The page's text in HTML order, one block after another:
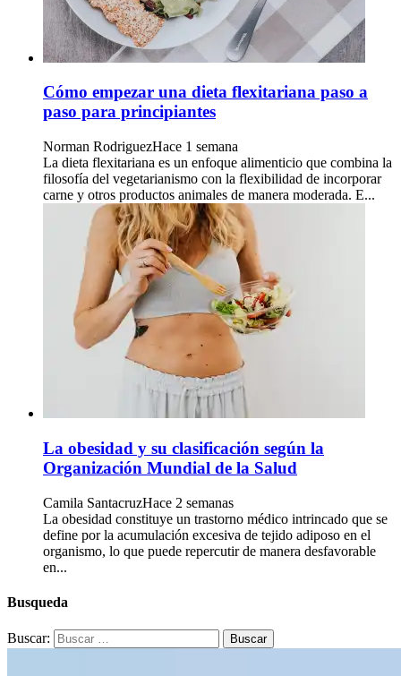
Cómo empezar una dieta flexitariana paso a
paso para principiantes
Norman RodriguezHace 1 semana
La dieta flexitariana es un enfoque alimenticio que combina la
filosofía del vegetarianismo con la flexibilidad de incorporar
carne y otros productos animales de manera moderada. E...
La obesidad y su clasificación según la
Organización Mundial de la Salud
Camila SantacruzHace 2 semanas
La obesidad constituye un trastorno médico intrincado que se
define por la acumulación excesiva de tejido adiposo en el
organismo, lo que puede repercutir de manera desfavorable
en...
Busqueda
Buscar: